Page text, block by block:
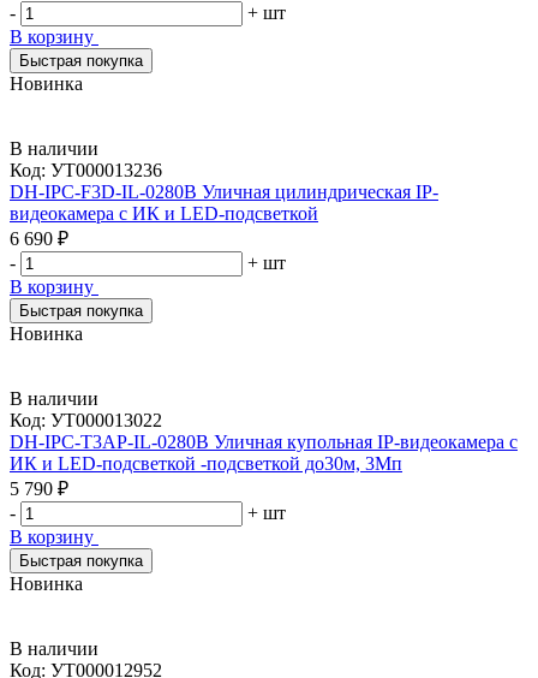
-
+ шт
В корзину
Быстрая покупка
Новинка
В наличии
Код: УТ000013236
DH-IPC-F3D-IL-0280B Уличная цилиндрическая IP-
видеокамера с ИК и LED-подсветкой
6 690 ₽
-
+ шт
В корзину
Быстрая покупка
Новинка
В наличии
Код: УТ000013022
DH-IPC-T3AP-IL-0280B Уличная купольная IP-видеокамера с
ИК и LED-подсветкой -подсветкой до30м, 3Мп
5 790 ₽
-
+ шт
В корзину
Быстрая покупка
Новинка
В наличии
Код: УТ000012952